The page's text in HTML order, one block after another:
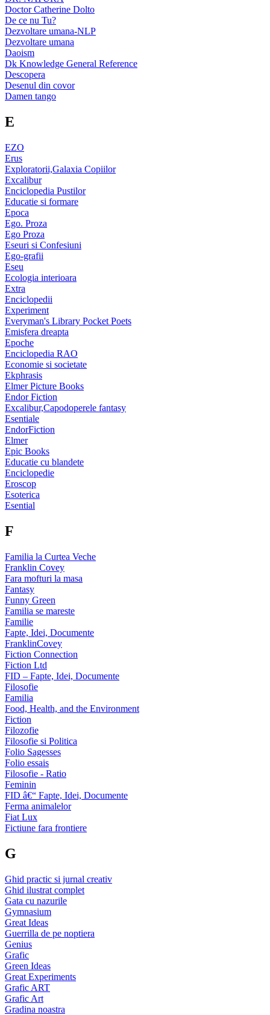
Doctor Catherine Dolto
De ce nu Tu?
Dezvoltare umana-NLP
Dezvoltare umana
Daoism
Dk Knowledge General Reference
Descopera
Desenul din covor
Damen tango
E
EZO
Erus
Exploratorii,Galaxia Copiilor
Excalibur
Enciclopedia Pustilor
Educatie si formare
Epoca
Ego. Proza
Ego Proza
Eseuri si Confesiuni
Ego-grafii
Eseu
Ecologia interioara
Extra
Enciclopedii
Experiment
Everyman's Library Pocket Poets
Emisfera dreapta
Epoche
Enciclopedia RAO
Economie si societate
Ekphrasis
Elmer Picture Books
Endor Fiction
Excalibur,Capodoperele fantasy
Esentiale
EndorFiction
Elmer
Epic Books
Educatie cu blandete
Enciclopedie
Eroscop
Esoterica
Esential
F
Familia la Curtea Veche
Franklin Covey
Fara mofturi la masa
Fantasy
Funny Green
Familia se mareste
Familie
Fapte, Idei, Documente
FranklinCovey
Fiction Connection
Fiction Ltd
FID – Fapte, Idei, Documente
Filosofie
Familia
Food, Health, and the Environment
Fiction
Filozofie
Filosofie si Politica
Folio Sagesses
Folio essais
Filosofie - Ratio
Feminin
FID â€“ Fapte, Idei, Documente
Ferma animalelor
Fiat Lux
Fictiune fara frontiere
G
Ghid practic si jurnal creativ
Ghid ilustrat complet
Gata cu nazurile
Gymnasium
Great Ideas
Guerrilla de pe noptiera
Genius
Grafic
Green Ideas
Great Experiments
Grafic ART
Grafic Art
Gradina noastra